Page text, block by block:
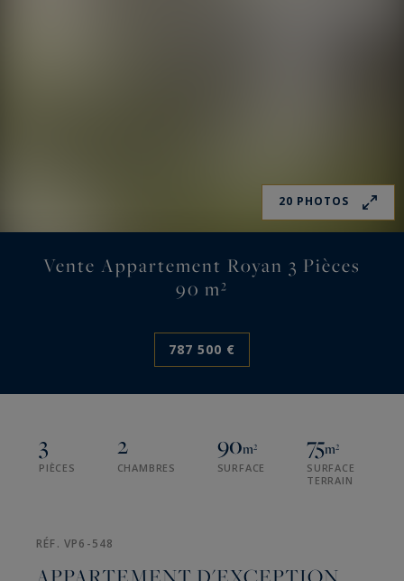
20 PHOTOS
Vente Appartement Royan 3 Pièces
90 m²
787 500 €
3
PIÈCES
2
CHAMBRES
90m²
SURFACE
75m²
SURFACE
TERRAIN
RÉF. VP6-548